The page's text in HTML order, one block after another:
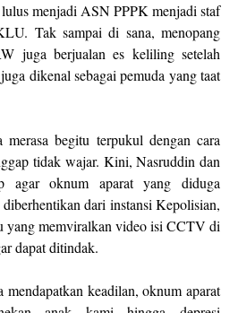
menjadi ASN PPPK menjadi staf
Tak sampai di sana, menopang
juga berjualan es keliling setelah
dikenal sebagai pemuda yang taat
begitu terpukul dengan cara
tidak wajar. Kini, Nasruddin dan
agar oknum aparat yang diduga
dari instansi Kepolisian,
yang memviralkan video isi CCTV di
dapat ditindak.
keadilan, oknum aparat